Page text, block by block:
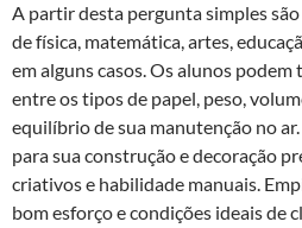
A partir desta pergunta simples
de física, matemática, artes,
em alguns casos. Os alunos
entre os tipos de papel, peso,
equilíbrio de sua manutenção no
para sua construção e decoração
criativos e habilidade manuais.
bom esforço e condições ideais de